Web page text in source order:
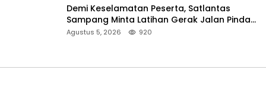
Demi Keselamatan Peserta, Satlantas
Sampang Minta Latihan Gerak Jalan Pindah
ke Lokasi Aman
Agustus 5, 2026 920